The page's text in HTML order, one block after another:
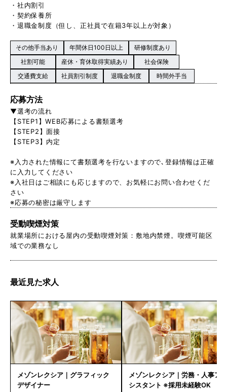
・社内割引
・契約保養所
・退職金制度（但し、正社員で在籍3年以上が対象）
その他手当あり 年間休日100日以上
研修制度あり
社割可能
産休・育休取得実績あり
社会保険
交通費支給
社員割引制度 退職金制度 時間外手当
応募方法
▼選考の流れ
【STEP1】WEB応募による書類選考
【STEP2】面接
【STEP3】内定
※入力された情報にて書類選考を行ないますので､登録情報は正確
に入力してください
※入社日はご相談にも応じますので、お気軽にお問い合わせくだ
さい
※応募の秘密は厳守します
受動喫煙対策
就業場所における屋内の受動喫煙対策：敷地内禁煙。喫煙可能区
域での業務なし
最近見た求人
メゾンレクシア｜グラフィック
デザイナー
メゾンレクシア｜労務・人事ア
シスタント ※採用未経験OK